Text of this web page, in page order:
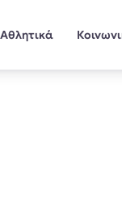
Αθλητικά